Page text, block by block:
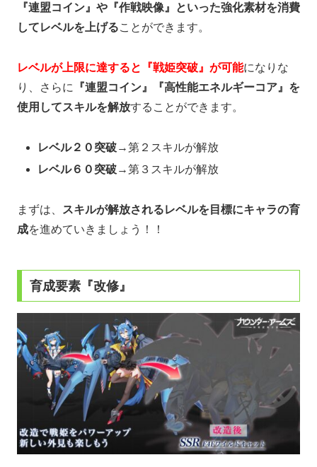
『連盟コイン』や『作戦映像』といった強化素材を消費
してレベルを上げることができます。
レベルが上限に達すると『戦姫突破』が可能になりな
り、さらに
『連盟コイン』『高性能エネルギーコア』を
使用してスキルを解放することができます。
レベル２０突破→第２スキルが解放
レベル６０突破→第３スキルが解放
まずは、
スキルが解放されるレベルを目標にキャラの育
成を進めていきましょう！！
育成要素『改修』